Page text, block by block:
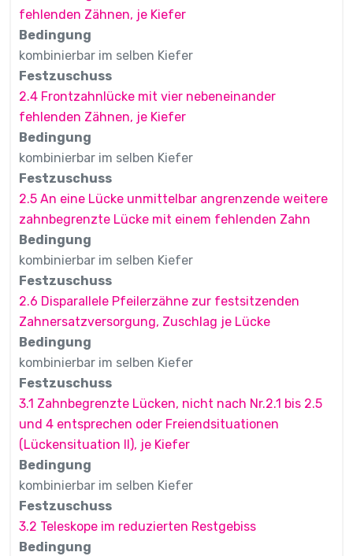
fehlenden Zähnen, je Kiefer
Bedingung
kombinierbar im selben Kiefer
Festzuschuss
2.4 Frontzahnlücke mit vier nebeneinander
fehlenden Zähnen, je Kiefer
Bedingung
kombinierbar im selben Kiefer
Festzuschuss
2.5 An eine Lücke unmittelbar angrenzende weitere
zahnbegrenzte Lücke mit einem fehlenden Zahn
Bedingung
kombinierbar im selben Kiefer
Festzuschuss
2.6 Disparallele Pfeilerzähne zur festsitzenden
Zahnersatzversorgung, Zuschlag je Lücke
Bedingung
kombinierbar im selben Kiefer
Festzuschuss
3.1 Zahnbegrenzte Lücken, nicht nach Nr.2.1 bis 2.5
und 4 entsprechen oder Freiendsituationen
(Lückensituation II), je Kiefer
Bedingung
kombinierbar im selben Kiefer
Festzuschuss
3.2 Teleskope im reduzierten Restgebiss
Bedingung